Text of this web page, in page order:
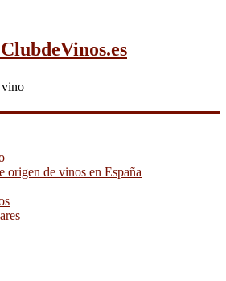
vino
origen de vinos en España